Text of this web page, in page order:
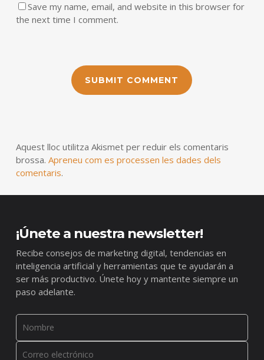
Save my name, email, and website in this browser for
the next time I comment.
Aquest lloc utilitza Akismet per reduir els comentaris
brossa. Apreneu com es processen les dades dels
comentaris.
¡Únete a nuestra newsletter!
Recibe consejos de marketing digital, tendencias en
inteligencia artificial y herramientas que te ayudarán a
ser más productivo. Únete hoy y mantente siempre un
paso adelante.